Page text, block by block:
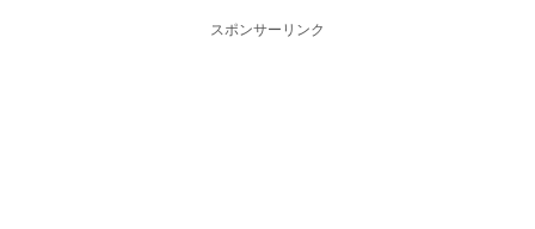
スポンサーリンク